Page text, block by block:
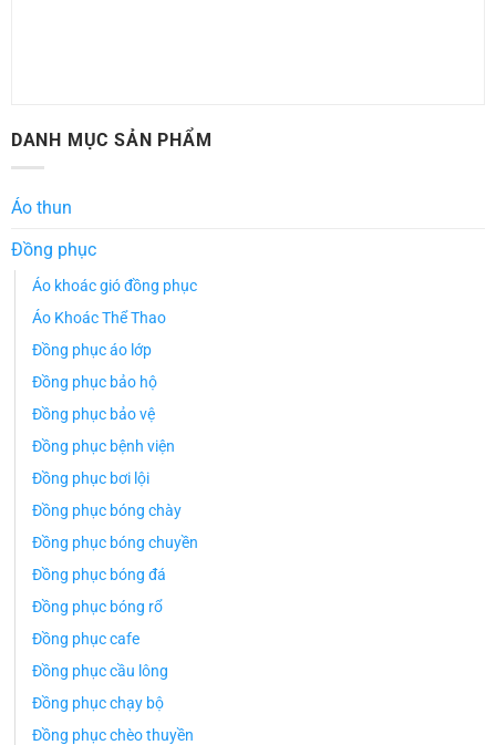
DANH MỤC SẢN PHẨM
Áo thun
Đồng phục
Áo khoác gió đồng phục
Áo Khoác Thể Thao
Đồng phục áo lớp
Đồng phục bảo hộ
Đồng phục bảo vệ
Đồng phục bệnh viện
Đồng phục bơi lội
Đồng phục bóng chày
Đồng phục bóng chuyền
Đồng phục bóng đá
Đồng phục bóng rổ
Đồng phục cafe
Đồng phục cầu lông
Đồng phục chạy bộ
Đồng phục chèo thuyền